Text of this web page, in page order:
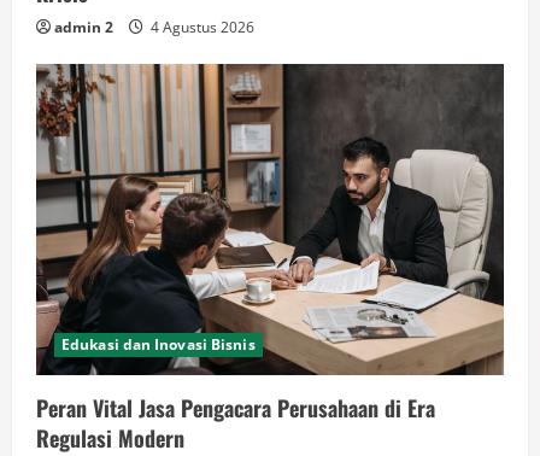
admin 2 4 Agustus 2026
Edukasi dan Inovasi Bisnis
Peran Vital Jasa Pengacara Perusahaan di Era
Regulasi Modern